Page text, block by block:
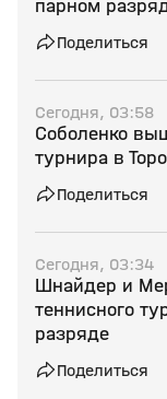
парном
Поделиться
Сегодня, 03:58
Соболенко
турнира в
Поделиться
Сегодня, 03:34
Шнайдер и
теннисного
разряде
Поделиться